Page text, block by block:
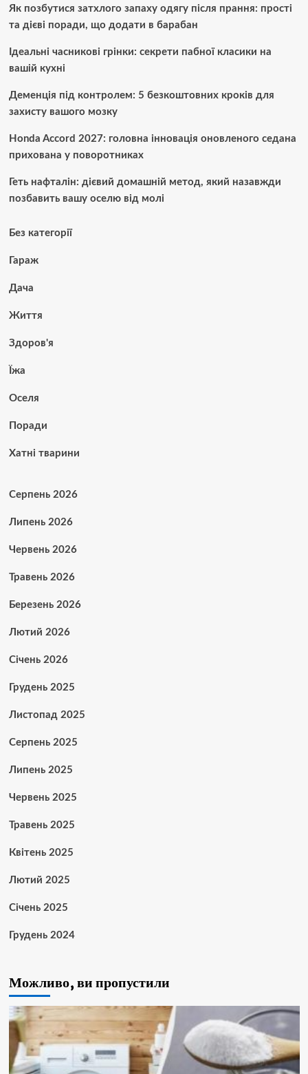
Як позбутися затхлого запаху одягу після прання: прості
та дієві поради, що додати в барабан
Ідеальні часникові грінки: секрети пабної класики на
вашій кухні
Деменція під контролем: 5 безкоштовних кроків для
захисту вашого мозку
Honda Accord 2027: головна інновація оновленого седана
прихована у поворотниках
Геть нафталін: дієвий домашній метод, який назавжди
позбавить вашу оселю від молі
Без категорії
Гараж
Дача
Життя
Здоров'я
Їжа
Оселя
Поради
Хатні тварини
Серпень 2026
Липень 2026
Червень 2026
Травень 2026
Березень 2026
Лютий 2026
Січень 2026
Грудень 2025
Листопад 2025
Серпень 2025
Липень 2025
Червень 2025
Травень 2025
Квітень 2025
Лютий 2025
Січень 2025
Грудень 2024
Можливо, ви пропустили